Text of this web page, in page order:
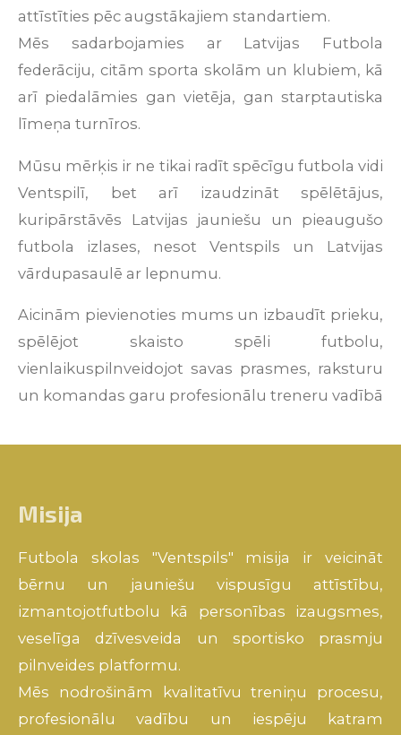
attīstīties pēc augstākajiem standartiem.
Mēs
sadarbojamies arLatvijas Futbola
federāciju, citām sporta skolām un klubiem, kā
arī piedalāmies gan vietēja, gan starptautiska
līmeņa turnīros.
Mūsu mērķis ir ne tikai radīt spēcīgu futbola vidi
Ventspilī, bet arī izaudzināt spēlētājus,
kuripārstāvēs Latvijas jauniešu un
pieaugušo
futbola
izlases, nesot Ventspils un Latvijas
vārdupasaulē ar lepnumu.
Aicinām pievienoties mums un izbaudīt prieku,
spēlējot
skaisto spēli futbolu,
vienlaikuspilnveidojot savas prasmes, raksturu
un komandas garu profesionālu treneru vadībā
Misija
Futbola skolas "Ventspils" misija ir
veicināt
bērnu
un jauniešu vispusīgu attīstību,
izmantojotfutbolu kā personības izaugsmes,
veselīga
dzīvesveida un sportisko
prasmju
pilnveides platformu.
Mēs
nodrošinām kvalitatīvu treniņu procesu,
profesionālu
vadību un iespēju katram